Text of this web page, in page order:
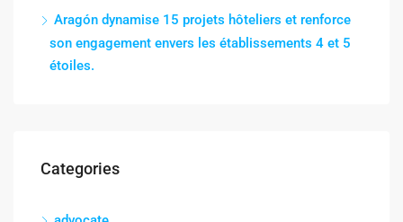
Aragón dynamise 15 projets hôteliers et renforce
son engagement envers les établissements 4 et 5
étoiles.
Categories